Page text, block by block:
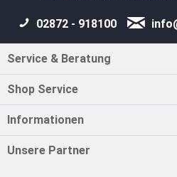
02872 - 918100
Service & Beratung
Shop Service
Informationen
Unsere Partner